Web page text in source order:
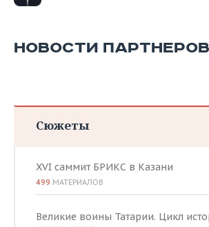
НОВОСТИ ПАРТНЕРОВ
Сюжеты
XVI саммит БРИКС в Казани
499 МАТЕРИАЛОВ
Великие воины Татарии. Цикл